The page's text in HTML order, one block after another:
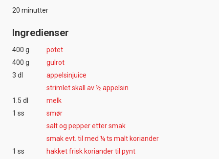
20 minutter
Ingredienser
400 g
potet
400 g
gulrot
3 dl
appelsinjuice
strimlet skall av ½ appelsin
1.5 dl
melk
1 ss
smør
salt og pepper etter smak
smak evt. til med ¼ ts malt koriander
1 ss
hakket frisk koriander til pynt